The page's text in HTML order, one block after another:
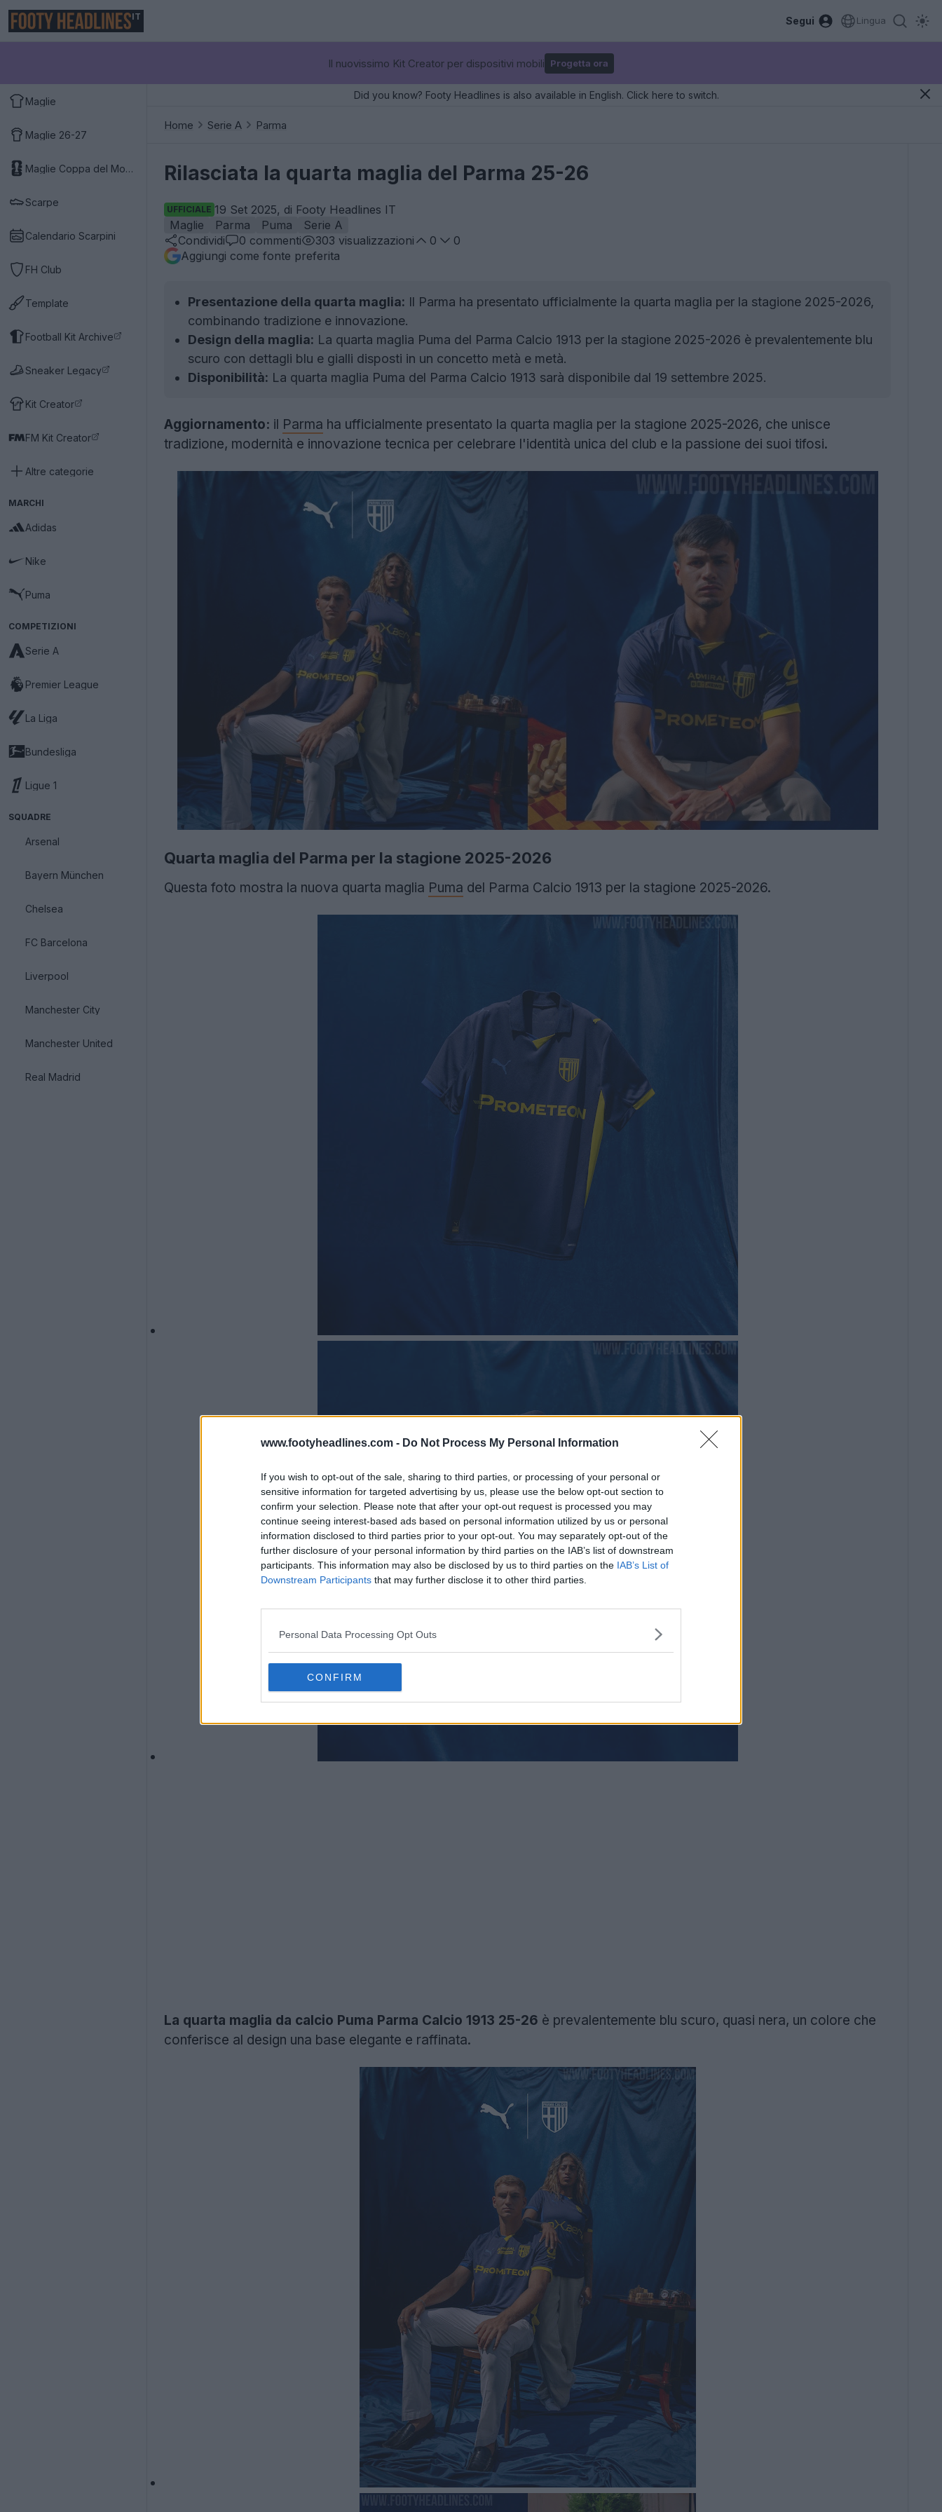
www.footyheadlines.com - Do Not Process My Personal Information
If you wish to opt-out of the sale, sharing to third parties, or processing of your personal or
sensitive information for targeted advertising by us, please use the below opt-out section to
confirm your selection. Please note that after your opt-out request is processed you may
continue seeing interest-based ads based on personal information utilized by us or personal
information disclosed to third parties prior to your opt-out. You may separately opt-out of the
further disclosure of your personal information by third parties on the IAB’s list of downstream
participants. This information may also be disclosed by us to third parties on the IAB’s List of
Downstream Participants that may further disclose it to other third parties.
Personal Data Processing Opt Outs
CONFIRM
IT Segui Lingua
Il nuovissimo Kit Creator per dispositivi mobili Progetta ora
Maglie
Maglie 26-27
Maglie Coppa del Mondo 2026
Scarpe
Calendario Scarpini
FH Club
Template
Football Kit Archive
Sneaker Legacy
Kit Creator
FM Kit Creator
Altre categorie
MARCHI
Adidas
Nike
Puma
COMPETIZIONI
Serie A
Premier League
La Liga
Bundesliga
Ligue 1
SQUADRE
Arsenal
Bayern München
Chelsea
FC Barcelona
Liverpool
Manchester City
Manchester United
Real Madrid
Did you know? Footy Headlines is also available in English. Click here to switch.
Home Serie A Parma
Rilasciata la quarta maglia del Parma 25-26
UFFICIALE 19 Set 2025, di Footy Headlines IT
Maglie
Parma Puma
Serie A
Condividi
0 commenti 303 visualizzazioni 0
0
Aggiungi come fonte preferita
Presentazione della quarta maglia: Il Parma ha presentato ufficialmente la quarta maglia per la stagione 2025-2026,
combinando tradizione e innovazione.
Design della maglia: La quarta maglia Puma del Parma Calcio 1913 per la stagione 2025-2026 è prevalentemente blu
scuro con dettagli blu e gialli disposti in un concetto metà e metà.
Disponibilità: La quarta maglia Puma del Parma Calcio 1913 sarà disponibile dal 19 settembre 2025.
Aggiornamento: il Parma ha ufficialmente presentato la quarta maglia per la stagione 2025-2026, che unisce
tradizione, modernità e innovazione tecnica per celebrare l'identità unica del club e la passione dei suoi tifosi.
Quarta maglia del Parma per la stagione 2025-2026
Questa foto mostra la nuova quarta maglia Puma del Parma Calcio 1913 per la stagione 2025-2026.
La quarta maglia da calcio Puma Parma Calcio 1913 25-26 è prevalentemente blu scuro, quasi nera, un colore che
conferisce al design una base elegante e raffinata.